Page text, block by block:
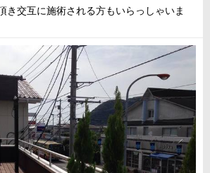
き交互に施術される方もいらっしゃいま